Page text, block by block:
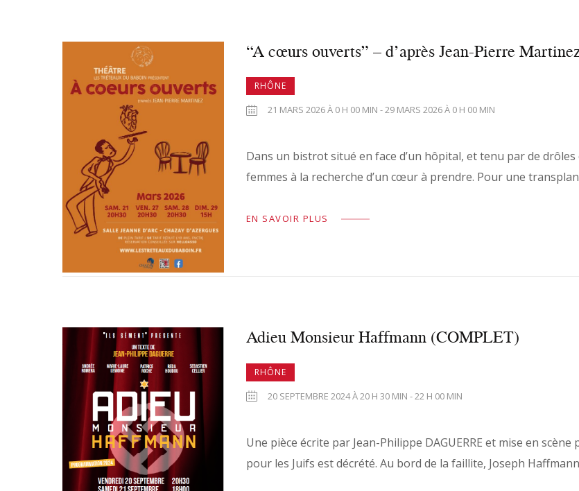
“A cœurs ouverts” – d’après Jean-Pierre
RHÔNE
21 MARS 2026 À 0 H 00 MIN - 29 MARS 2026 À 0 H 00 MIN
Dans un bistrot situé en face d’un hôpital, et tenu par de
femmes à la recherche d’un cœur à prendre. Pour une
EN SAVOIR PLUS
Adieu Monsieur Haffmann (COMPLET)
RHÔNE
20 SEPTEMBRE 2024 À 20 H 30 MIN - 22 H 00 MIN
Une pièce écrite par Jean-Philippe DAGUERRE et mise en
pour les Juifs est décrété. Au bord de la faillite, Joseph